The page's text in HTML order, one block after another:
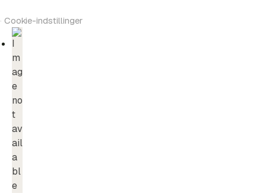
· Cookie-indstillinger